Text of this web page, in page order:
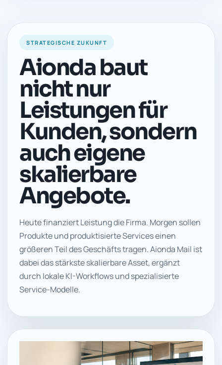
STRATEGISCHE ZUKUNFT
Aionda baut
nicht nur
Leistungen für
Kunden, sondern
auch eigene
skalierbare
Angebote.
Heute finanziert Leistung die Firma. Morgen sollen
Produkte und produktisierte Services einen
größeren Teil des Geschäfts tragen. Aionda Mail ist
dabei das stärkste skalierbare Asset, ergänzt
durch lokale KI-Workflows und spezialisierte
Service-Modelle.